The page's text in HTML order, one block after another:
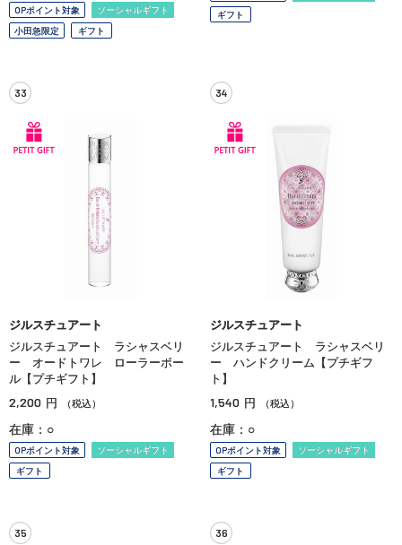
OPポイント対象
ソーシャルギフト
小田急限定
ギフト
ギフト
33
ジルスチュアート
ジルスチュアート ラシャスベリ
ー オードトワレ ローラーボー
ル【プチギフト】
2,200 円 （税込）
在庫：○
OPポイント対象
ソーシャルギフト
ギフト
34
ジルスチュアート
ジルスチュアート ラシャスベリ
ー ハンドクリーム【プチギフ
ト】
1,540 円 （税込）
在庫：○
OPポイント対象
ソーシャルギフト
ギフト
35 36